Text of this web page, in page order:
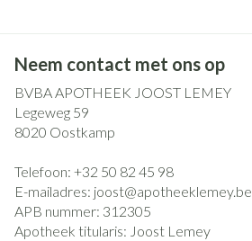
Neem contact met ons op
BVBA APOTHEEK JOOST LEMEY
Legeweg 59
8020 Oostkamp
Telefoon: +32 50 82 45 98
E-mailadres: joost@apotheeklemey.be
APB nummer: 312305
Apotheek titularis: Joost Lemey